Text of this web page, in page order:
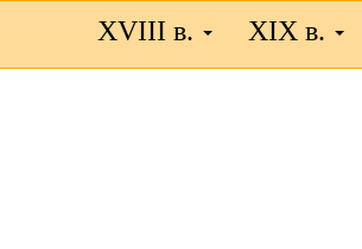
XVIII в. XIX в.